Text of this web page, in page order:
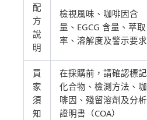
配
方
說
明
檢視風味、咖啡因含
量、EGCG 含量、萃取
率、溶解度及警示要求
買
家
須
知
在採購前，請確認標記
化合物、檢測方法、咖
啡因、殘留溶劑及分析
證明書（COA）